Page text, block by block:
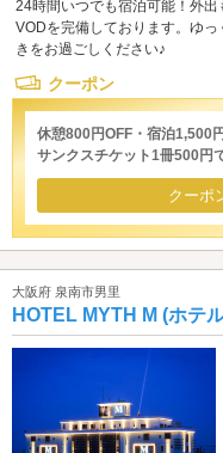
24時間いつでも宿泊可能！外
VODを完備しております。ゆ
きをお過ごしください♪
クーポン
休憩800円OFF・宿泊1,500
サンクスチケット1冊500円
クーポ
大阪府 泉南市男里
HOTEL MYTH M (ホテ